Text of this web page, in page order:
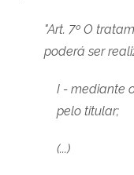
"Art. 7º O
poderá ser
I - mediante
pelo titular;
(...)